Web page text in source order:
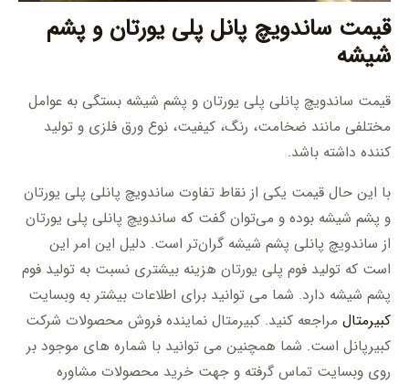
قیمت ساندویچ پانل پلی یورتان و پشم
شیشه
قیمت ساندویچ پانلی پلی یورتان و پشم شیشه بستگی به عوامل
مختلفی مانند ضخامت، رنگ، کیفیت، نوع ورق فلزی و تولید
کننده داشته باشد.
با این حال قیمت یکی از نقاط تفاوت ساندویچ پانلی پلی یورتان
و پشم شیشه بوده و می‌توان گفت که ساندویچ پانلی پلی یورتان
از ساندویچ پانلی پشم شیشه گران‌تر است. دلیل این امر این
است که تولید فوم پلی یورتان هزینه بیشتری نسبت به تولید فوم
پشم شیشه دارد. شما می توانید برای اطلاعات بیشتر به وبسایت
کبیرمتال مراجعه کنید. کبیرمتال نماینده فروش محصولات شرکت
کبیرپانل است. شما همچنین می توانید با شماره های موجود بر
روی وبسایت تماس گرفته و جهت خرید محصولات مشاوره